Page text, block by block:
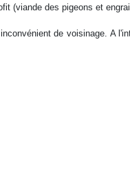
(viande des pigeons et
de voisinage. A